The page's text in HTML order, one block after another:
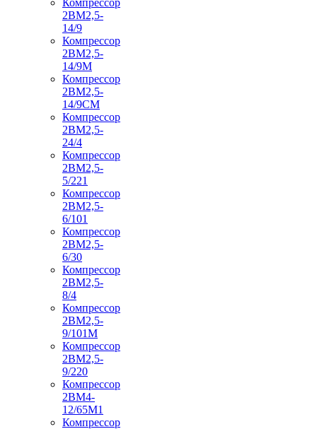
2ВМ2,5-
14/9
Компрессор
2ВМ2,5-
14/9М
Компрессор
2ВМ2,5-
14/9СМ
Компрессор
2ВМ2,5-
24/4
Компрессор
2ВМ2,5-
5/221
Компрессор
2ВМ2,5-
6/101
Компрессор
2ВМ2,5-
6/30
Компрессор
2ВМ2,5-
8/4
Компрессор
2ВМ2,5-
9/101М
Компрессор
2ВМ2,5-
9/220
Компрессор
2ВМ4-
12/65М1
Компрессор